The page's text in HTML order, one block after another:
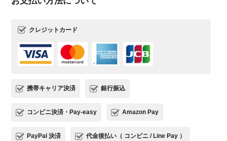
クレジットカード
携帯キャリア決済 銀行振込
コンビニ決済・Pay-easy Amazon Pay
PayPal 決済 代金後払い（ コンビニ / Line Pay ）